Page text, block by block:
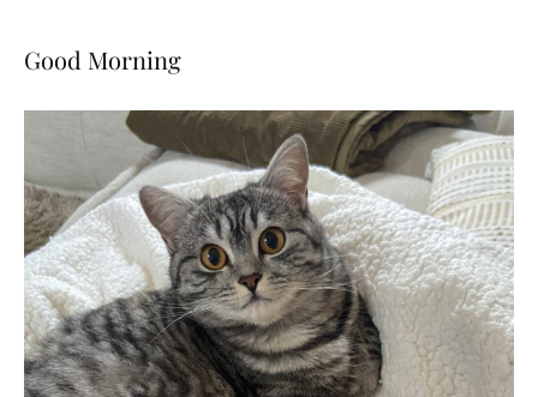
Good Morning